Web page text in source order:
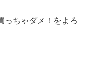
っちゃダメ！をよろ